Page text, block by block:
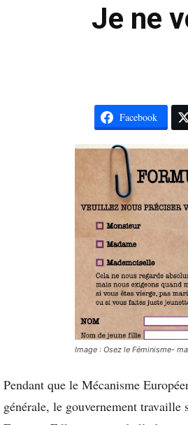
Je ne
Facebook
Image : Osez le Féminisme-
Pendant que le Mécanisme
générale, le gouvernement travaille